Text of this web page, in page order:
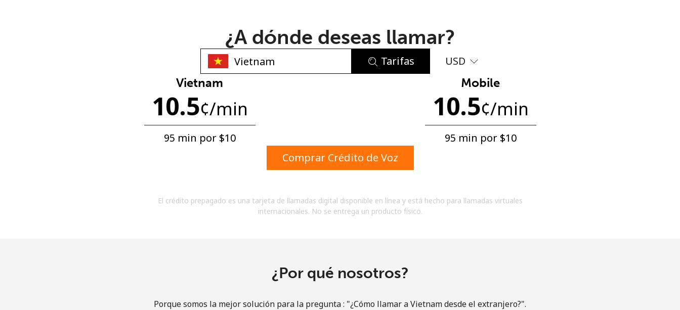
Una letra mayúscula y una minúscula
acuerdo con estos
Términos y condiciones.
Únete
¿A dónde deseas llamar?
Tarifas USD
Vietnam
10.5¢/min
95 min por ⁦$10⁩
Mobile
10.5¢/min
95 min por ⁦$10⁩
Comprar Crédito de Voz
El crédito prepagado es una tarjeta de llamadas digital disponible en línea y está hecho para llamadas virtuales
internacionales. No se entrega un producto físico.
¿Por qué nosotros?
Porque somos la mejor solución para la pregunta : "¿Cómo llamar a Vietnam desde el extranjero?".